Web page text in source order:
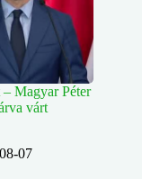
– Magyar Péter
várt
07